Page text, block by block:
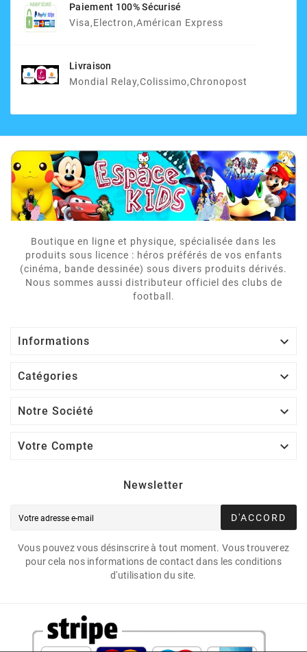
Paiement 100% Sécurisé
Visa,electron,Américan Express
Livraison
Mondial Relay,Colissimo,Chronopost
Boutique en ligne et physique, spécialisée dans les
produits sous licence : héros préférés de vos enfants
(cinéma, bande dessinée) sous divers produits dérivés.
Nous sommes aussi distributeur officiel des clubs de
football.
Informations 
Catégories 
Notre Société 
Votre Compte 
Newsletter
D'ACCORD
Vous pouvez vous désinscrire à tout moment. Vous trouverez
pour cela nos informations de contact dans les conditions
d'utilisation du site.